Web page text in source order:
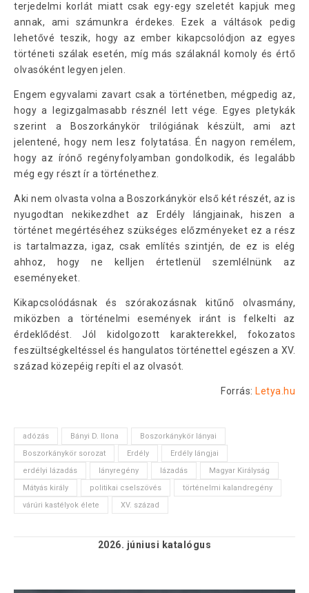
terjedelmi korlát miatt csak egy-egy szeletét kapjuk meg
annak, ami számunkra érdekes. Ezek a váltások pedig
lehetővé teszik, hogy az ember kikapcsolódjon az egyes
történeti szálak esetén, míg más szálaknál komoly és értő
olvasóként legyen jelen.
Engem egyvalami zavart csak a történetben, mégpedig az,
hogy a legizgalmasabb résznél lett vége. Egyes pletykák
szerint a Boszorkánykör trilógiának készült, ami azt
jelentené, hogy nem lesz folytatása. Én nagyon remélem,
hogy az írónő regényfolyamban gondolkodik, és legalább
még egy részt ír a történethez.
Aki nem olvasta volna a Boszorkánykör első két részét, az is
nyugodtan nekikezdhet az Erdély lángjainak, hiszen a
történet megértéséhez szükséges előzményeket ez a rész
is tartalmazza, igaz, csak említés szintjén, de ez is elég
ahhoz, hogy ne kelljen értetlenül szemlélnünk az
eseményeket.
Kikapcsolódásnak és szórakozásnak kitűnő olvasmány,
miközben a történelmi események iránt is felkelti az
érdeklődést. Jól kidolgozott karakterekkel, fokozatos
feszültségkeltéssel és hangulatos történettel egészen a XV.
század közepéig repíti el az olvasót.
Forrás: Letya.hu
adózás Bányi D. Ilona
Boszorkánykör lányai
Boszorkánykör sorozat
Erdély
Erdély lángjai
erdélyi lázadás
lányregény lázadás
Magyar Királyság
Mátyás király
politikai cselszövés
történelmi kalandregény
várúri kastélyok élete
XV. század
2026. júniusi katalógus